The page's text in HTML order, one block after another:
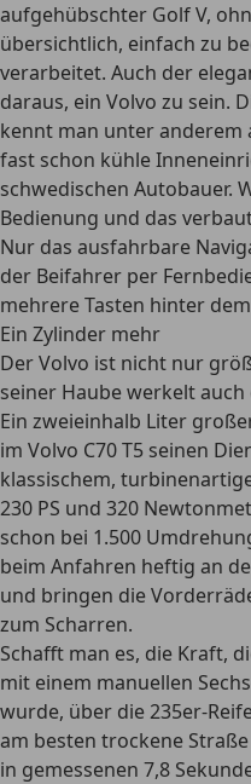
aufgehübschter Golf V,
übersichtlich, einfach zu
verarbeitet. Auch der
daraus, ein Volvo zu sein.
kennt man unter anderem
fast schon kühle
schwedischen Autobauer.
Bedienung und das
Nur das ausfahrbare
der Beifahrer per
mehrere Tasten hinter
Ein Zylinder mehr
Der Volvo ist nicht nur
seiner Haube werkelt
Ein zweieinhalb Liter
im Volvo C70 T5 seinen
klassischem,
230 PS und 320
schon bei 1.500
beim Anfahren heftig an
und bringen die
zum Scharren.
Schafft man es, die Kraft,
mit einem manuellen
wurde, über die 235er-
am besten trockene
in gemessenen 7,8